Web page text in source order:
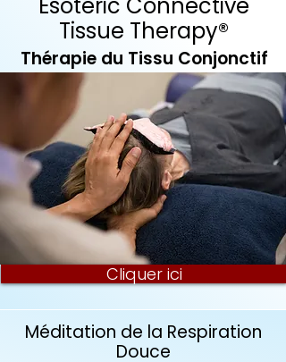
Tissue Therapy®
Thérapie du Tissu Conjonctif
Cliquer ici
Méditation de la Respiration
Douce